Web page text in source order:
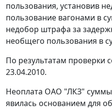
пользования, установив
пользование вагонами в
недобор штрафа за
необщего пользования в
По результатам проверки
23.04.2010.
Неоплата ОАО "ЛКЗ"
явилась основанием для